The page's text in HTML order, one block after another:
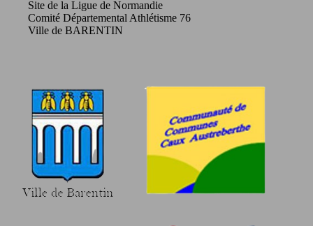
Site de la Ligue de Normandie
Comité Départemental Athlétisme 76
Ville de BARENTIN